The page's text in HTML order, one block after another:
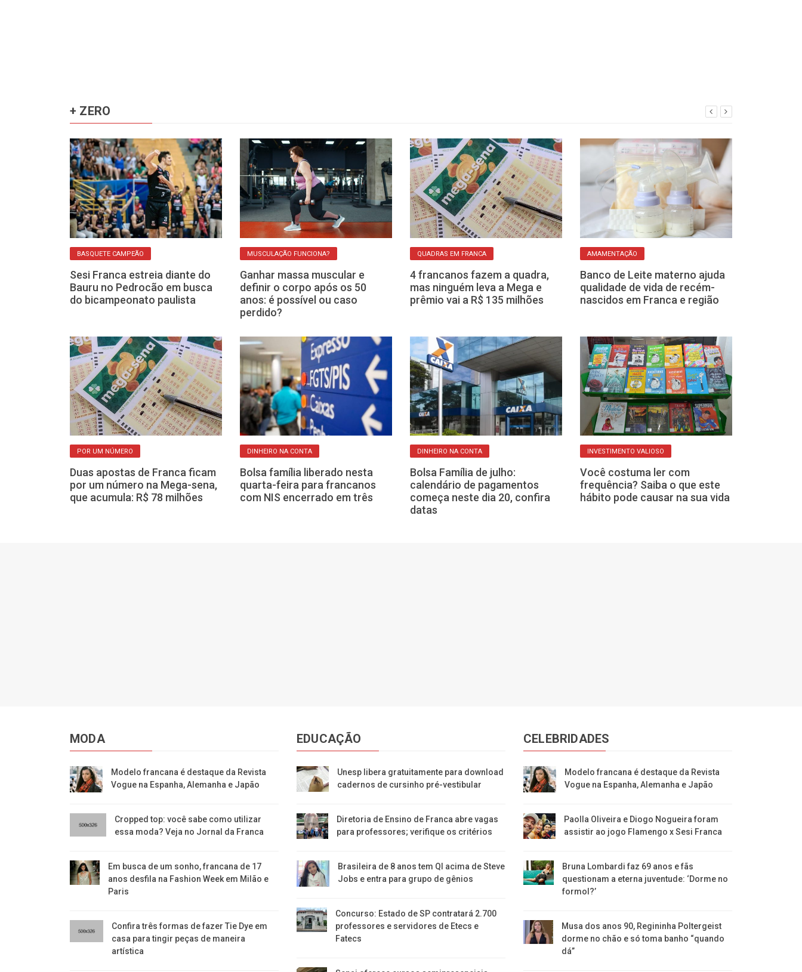
+ ZERO
BASQUETE CAMPEÃO
Sesi Franca estreia diante do
Bauru no Pedrocão em busca
do bicampeonato paulista
MUSCULAÇÃO FUNCIONA?
Ganhar massa muscular e
definir o corpo após os 50
anos: é possível ou caso
perdido?
QUADRAS EM FRANCA
4 francanos fazem a quadra,
mas ninguém leva a Mega e
prêmio vai a R$ 135 milhões
AMAMENTAÇÃO
Banco de Leite materno ajuda
qualidade de vida de recém-
nascidos em Franca e região
POR UM NÚMERO
Duas apostas de Franca ficam
por um número na Mega-sena,
que acumula: R$ 78 milhões
DINHEIRO NA CONTA
Bolsa família liberado nesta
quarta-feira para francanos
com NIS encerrado em três
DINHEIRO NA CONTA
Bolsa Família de julho:
calendário de pagamentos
começa neste dia 20, confira
datas
INVESTIMENTO VALIOSO
Você costuma ler com
frequência? Saiba o que este
hábito pode causar na sua vida
MODA
Modelo francana é destaque da Revista
Vogue na Espanha, Alemanha e Japão
Cropped top: você sabe como utilizar
essa moda? Veja no Jornal da Franca
Em busca de um sonho, francana de 17
anos desfila na Fashion Week em Milão e
Paris
Confira três formas de fazer Tie Dye em
casa para tingir peças de maneira
artística
EDUCAÇÃO
Unesp libera gratuitamente para download
cadernos de cursinho pré-vestibular
Diretoria de Ensino de Franca abre vagas
para professores; verifique os critérios
Brasileira de 8 anos tem QI acima de Steve
Jobs e entra para grupo de gênios
Concurso: Estado de SP contratará 2.700
professores e servidores de Etecs e
Fatecs
CELEBRIDADES
Modelo francana é destaque da Revista
Vogue na Espanha, Alemanha e Japão
Paolla Oliveira e Diogo Nogueira foram
assistir ao jogo Flamengo x Sesi Franca
Bruna Lombardi faz 69 anos e fãs
questionam a eterna juventude: ‘Dorme no
formol?’
Musa dos anos 90, Regininha Poltergeist
dorme no chão e só toma banho “quando
dá”